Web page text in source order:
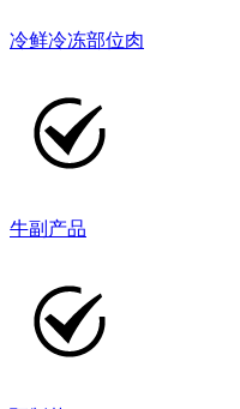
冷鲜冷冻部位肉
牛副产品